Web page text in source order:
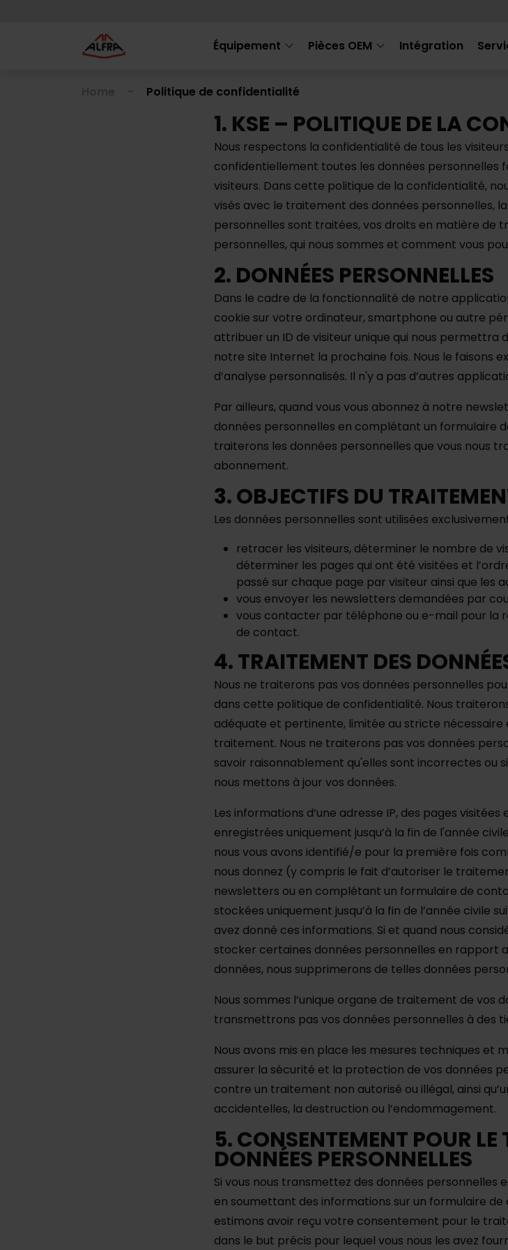
Équipement Pièces OEM Intégration
Politique de confidentialité
1. KSE – POLITIQUE DE LA
Nous respectons la confidentialité de tous les
confidentiellement toutes les données personnelles
visiteurs. Dans cette politique de la confidentialité,
visés avec le traitement des données personnelles,
personnelles sont traitées, vos droits en matière de
personnelles, qui nous sommes et comment vous
2. DONNÉES PERSONNELLES
Dans le cadre de la fonctionnalité de notre
cookie sur votre ordinateur, smartphone ou autre
attribuer un ID de visiteur unique qui nous permettra
notre site Internet la prochaine fois. Nous le faisons
d’analyse personnalisés. Il n'y a pas d’autres
Par ailleurs, quand vous vous abonnez à notre
données personnelles en complétant un formulaire
traiterons les données personnelles que vous nous
abonnement.
3. OBJECTIFS DU
Les données personnelles sont utilisées
retracer les visiteurs, déterminer le nombre de
déterminer les pages qui ont été visitées et
passé sur chaque page par visiteur ainsi que les
vous envoyer les newsletters demandées par
vous contacter par téléphone ou e-mail pour la
de contact.
4. TRAITEMENT DES
Nous ne traiterons pas vos données personnelles
dans cette politique de confidentialité. Nous
adéquate et pertinente, limitée au stricte
traitement. Nous ne traiterons pas vos données
savoir raisonnablement qu'elles sont incorrectes ou
nous mettons à jour vos données.
Les informations d’une adresse IP, des pages
enregistrées uniquement jusqu’à la fin de l'année
nous vous avons identifié/e pour la première fois
nous donnez (y compris le fait d’autoriser le
newsletters ou en complétant un formulaire de
stockées uniquement jusqu’à la fin de l’année civile
avez donné ces informations. Si et quand nous
stocker certaines données personnelles en rapport
données, nous supprimerons de telles données
Nous sommes l’unique organe de traitement de vos
transmettrons pas vos données personnelles à des
Nous avons mis en place les mesures techniques et
assurer la sécurité et la protection de vos données
contre un traitement non autorisé ou illégal, ainsi
accidentelles, la destruction ou l’endommagement.
5. CONSENTEMENT POUR
DONNÉES PERSONNELLES
Si vous nous transmettez des données personnelles
en soumettant des informations sur un formulaire
estimons avoir reçu votre consentement pour le
dans le but précis pour lequel vous nous les avez